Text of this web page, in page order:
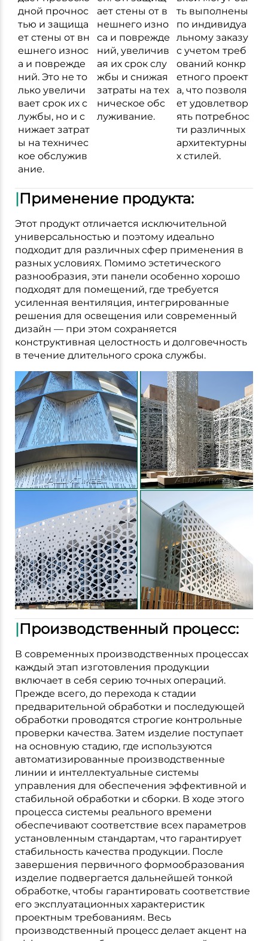
дной прочнос
тью и защища
ет стены от вн
ешнего износ
а и поврежде
ний. Это не то
лько увеличи
вает срок их с
лужбы, но и с
нижает затрат
ы на техничес
кое обслужив
ание.
ает стены от в
нешнего изно
са и поврежде
ний, увеличив
ая их срок слу
жбы и снижая
затраты на тех
ническое обс
луживание.
ть выполнены
по индивидуа
льному заказу
с учетом треб
ований конкр
етного проект
а, что позволя
ет удовлетвор
ять потребнос
ти различных
архитектурны
х стилей.
|Применение продукта:
Этот продукт отличается исключительной
универсальностью и поэтому идеально
подходит для различных сфер применения в
разных условиях. Помимо эстетического
разнообразия, эти панели особенно хорошо
подходят для помещений, где требуется
усиленная вентиляция, интегрированные
решения для освещения или современный
дизайн — при этом сохраняется
конструктивная целостность и долговечность
в течение длительного срока службы.
|Производственный процесс:
В современных производственных процессах
каждый этап изготовления продукции
включает в себя серию точных операций.
Прежде всего, до перехода к стадии
предварительной обработки и последующей
обработки проводятся строгие контрольные
проверки качества. Затем изделие поступает
на основную стадию, где используются
автоматизированные производственные
линии и интеллектуальные системы
управления для обеспечения эффективной и
стабильной обработки и сборки. В ходе этого
процесса системы реального времени
обеспечивают соответствие всех параметров
установленным стандартам, что гарантирует
стабильность качества продукции. После
завершения первичного формообразования
изделие подвергается дальнейшей тонкой
обработке, чтобы гарантировать соответствие
его эксплуатационных характеристик
проектным требованиям. Весь
производственный процесс делает акцент на